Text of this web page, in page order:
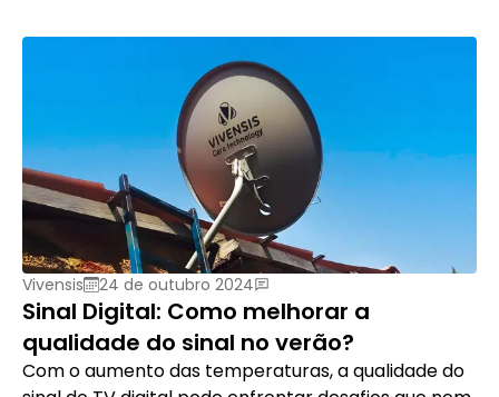
Vivensis 24 de outubro 2024
Sinal Digital: Como melhorar a
qualidade do sinal no verão?
Com o aumento das temperaturas, a qualidade do